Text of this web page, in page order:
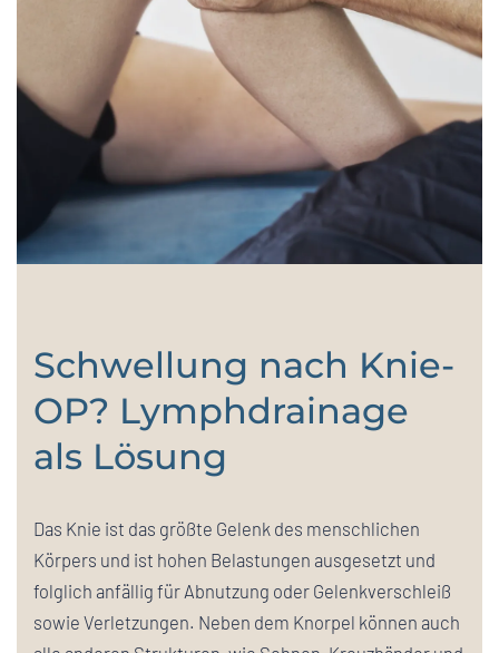
Schwellung nach Knie-
OP? Lymphdrainage
als Lösung
Das Knie ist das größte Gelenk des menschlichen
Körpers und ist hohen Belastungen ausgesetzt und
folglich anfällig für Abnutzung oder Gelenkverschleiß
sowie Verletzungen. Neben dem Knorpel können auch